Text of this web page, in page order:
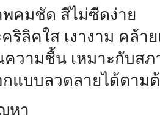
คมชัด สีไม่ซีดง่าย
ริลิคใส เงางาม คล้า
วามชื้น เหมาะกับสภ
แบบลวดลายได้ตาม
หา